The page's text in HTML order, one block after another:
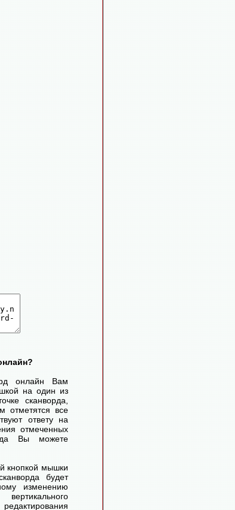
онлайн Вам
на один из
сканворда,
отметятся все
ответу на
отмеченных
Вы можете
кнопкой мышки
будет
изменению